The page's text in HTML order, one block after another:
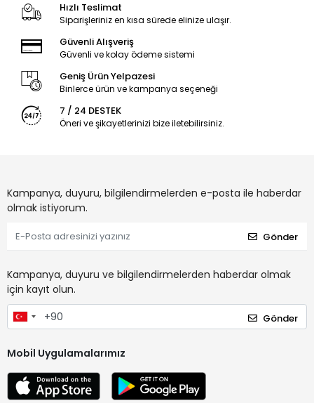
Hızlı Teslimat
Siparişleriniz en kısa sürede elinize ulaşır.
Güvenli Alışveriş
Güvenli ve kolay ödeme sistemi
Geniş Ürün Yelpazesi
Binlerce ürün ve kampanya seçeneği
7 / 24 DESTEK
Öneri ve şikayetlerinizi bize iletebilirsiniz.
Kampanya, duyuru, bilgilendirmelerden e-posta ile haberdar
olmak istiyorum.
Gönder
Kampanya, duyuru ve bilgilendirmelerden haberdar olmak
için kayıt olun.
Gönder
Mobil Uygulamalarımız